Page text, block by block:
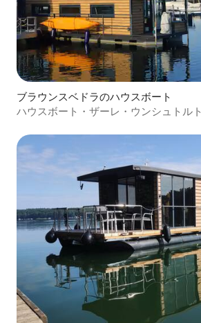
ブラウンスベドラのハウスボート
ハウスボート・ザーレ・ウンシュトルト